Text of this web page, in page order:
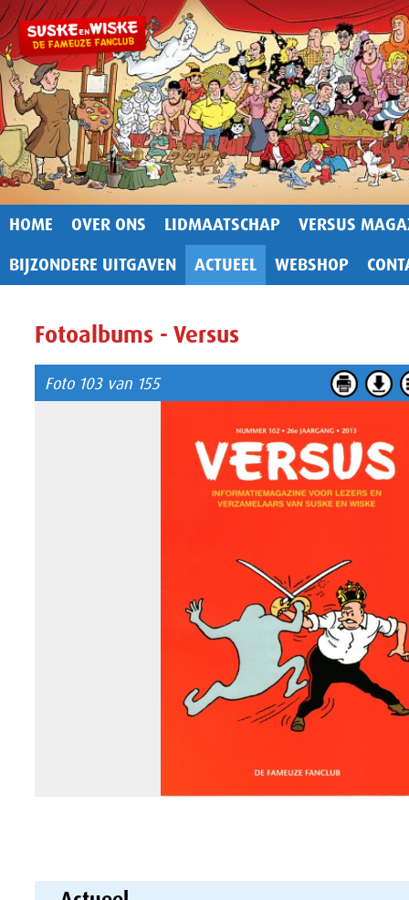
HOME OVER ONS LIDMAATSCHAP
VERSUS
BIJZONDERE UITGAVEN
ACTUEEL WEBSHOP
Fotoalbums - Versus
Foto 103 van 155